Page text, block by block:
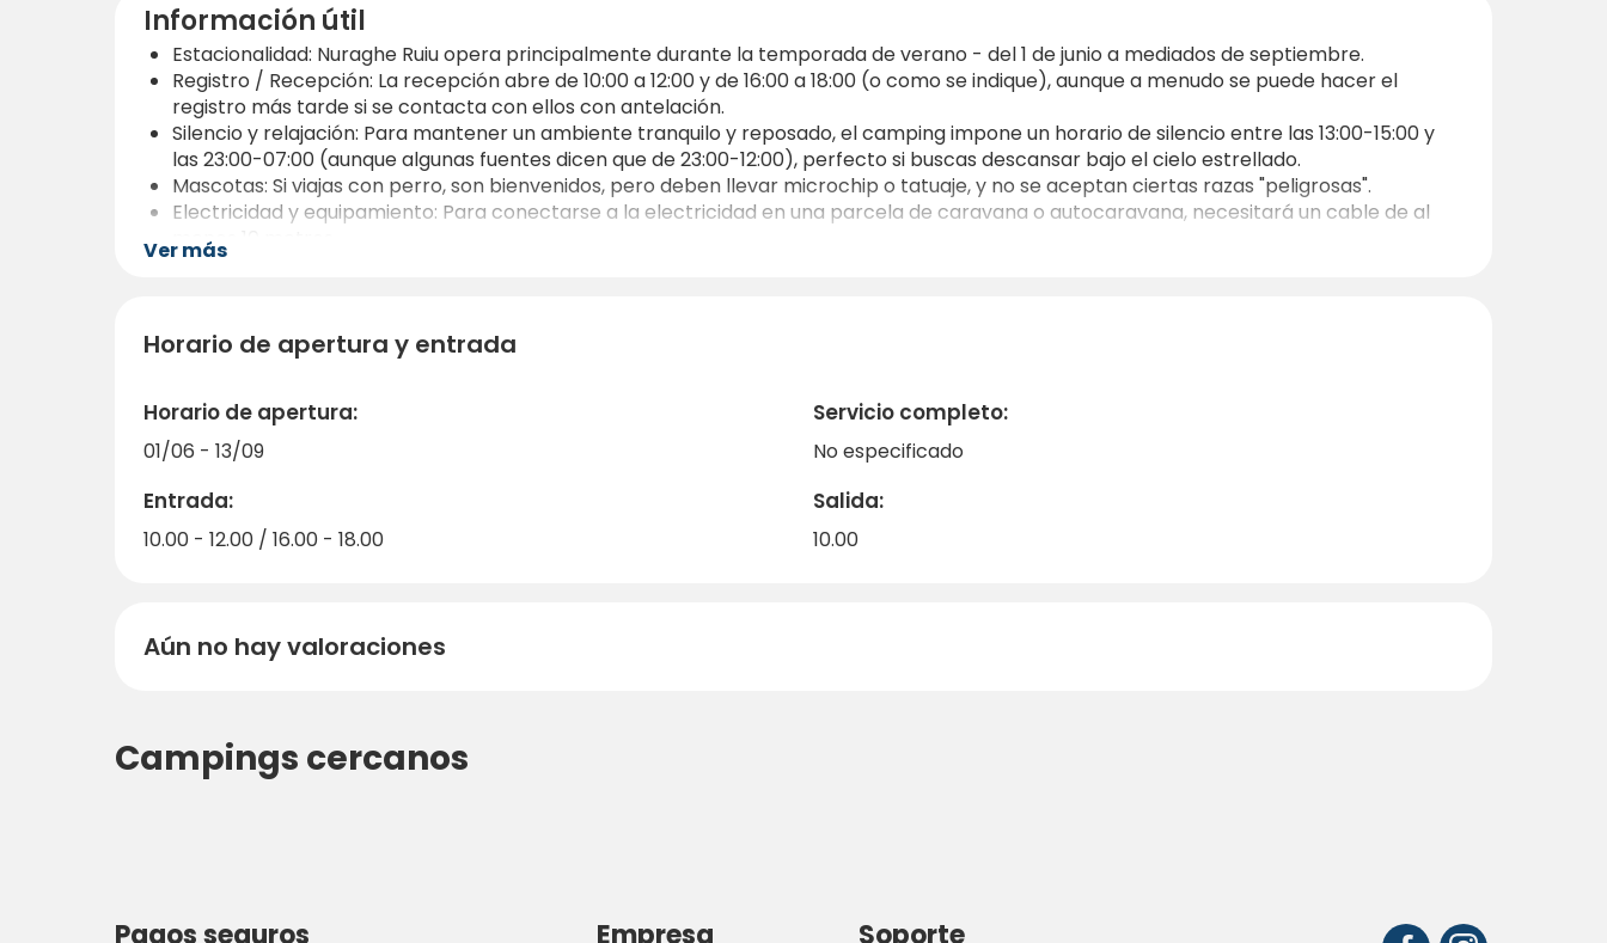
Información útil
Estacionalidad: Nuraghe Ruiu opera principalmente durante la temporada de verano - del 1 de junio a mediados de septiembre.
Registro / Recepción: La recepción abre de 10:00 a 12:00 y de 16:00 a 18:00 (o como se indique), aunque a menudo se puede hacer el
registro más tarde si se contacta con ellos con antelación.
Silencio y relajación: Para mantener un ambiente tranquilo y reposado, el camping impone un horario de silencio entre las 13:00-15:00 y
las 23:00-07:00 (aunque algunas fuentes dicen que de 23:00-12:00), perfecto si buscas descansar bajo el cielo estrellado.
Mascotas: Si viajas con perro, son bienvenidos, pero deben llevar microchip o tatuaje, y no se aceptan ciertas razas "peligrosas".
Electricidad y equipamiento: Para conectarse a la electricidad en una parcela de caravana o autocaravana, necesitará un cable de al
menos 10 metros.
Disponibilidad de la piscina: La piscina suele estar abierta del 1 de junio al 10 de septiembre, si el tiempo lo permite.
agua, y un ambiente tranquilo-, lo que la convierte en una gran elección para los viajeros que aprecian la sostenibilidad y la calma.
Ver más
Horario de apertura y entrada
Horario de apertura:
01/06 - 13/09
Servicio completo:
No especificado
Entrada:
10.00 - 12.00 / 16.00 - 18.00
Salida:
10.00
Aún no hay valoraciones
Campings cercanos
Pagos seguros Empresa Soporte